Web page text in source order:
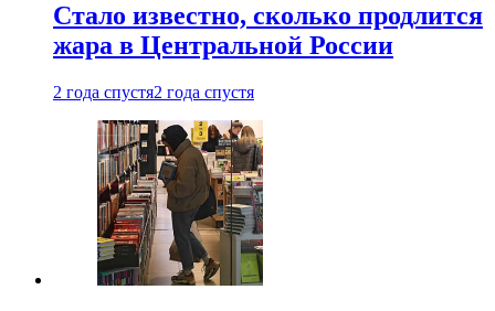
Стало известно, сколько продлится
жара в Центральной России
2 года спустя2 года спустя